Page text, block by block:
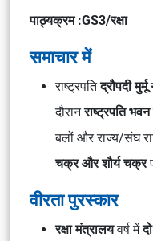
पाठ्यक्रम :GS3/रक्षा
समाचार में
राष्ट्रपतिद्रौपदी मुर्मू
दौरानराष्ट्रपति भवन
बलों और राज्य/संघ
चक्र और शौर्य चक्र
वीरता पुरस्कार
रक्षा मंत्रालयवर्ष में